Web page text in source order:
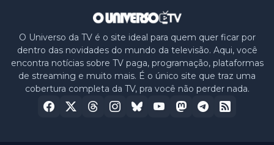
O Universo da TV é o site ideal para quem quer ficar por
dentro das novidades do mundo da televisão. Aqui, você
encontra notícias sobre TV paga, programação, plataformas
de streaming e muito mais. É o único site que traz uma
cobertura completa da TV, pra você não perder nada.